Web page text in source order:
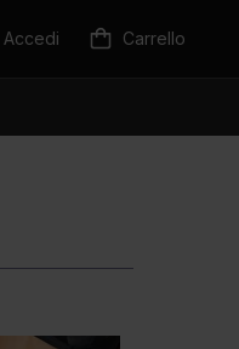
Accedi Carrello